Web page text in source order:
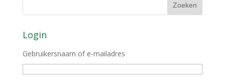
Login
Gebruikersnaam of e-mailadres